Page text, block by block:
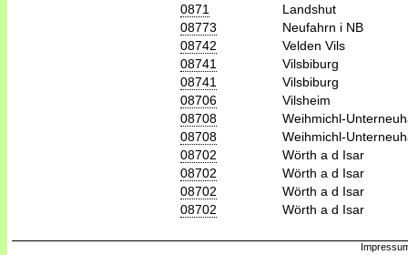
0871
Landshut
08773
Neufahrn i NB
08742
Velden Vils
08741
Vilsbiburg
08741
Vilsbiburg
08706
Vilsheim
08708
Weihmichl-
08708
Weihmichl-
08702
Wörth a d Isar
08702
Wörth a d Isar
08702
Wörth a d Isar
08702
Wörth a d Isar